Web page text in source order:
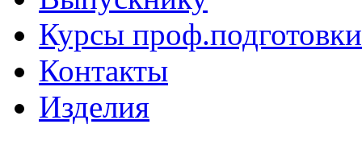
Курсы проф.подготовки
Контакты
Изделия